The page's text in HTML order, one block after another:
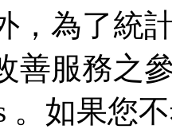
，為了統
善服務之
。如果您